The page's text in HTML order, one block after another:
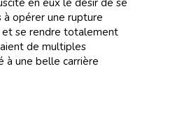
en eux le désir de se
opérer une rupture
et se rendre totalement
de multiples
à une belle carrière